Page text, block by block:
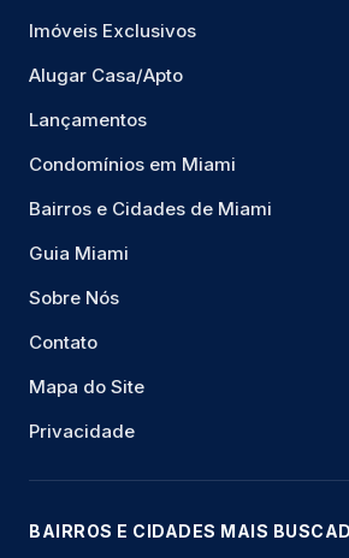
Imóveis Exclusivos
Alugar Casa/Apto
Lançamentos
Condomínios em Miami
Bairros e Cidades de Miami
Guia Miami
Sobre Nós
Contato
Mapa do Site
Privacidade
BAIRROS E CIDADES MAIS